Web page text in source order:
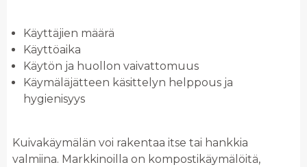
Käyttäjien määrä
Käyttöaika
Käytön ja huollon vaivattomuus
Käymäläjätteen käsittelyn helppous ja
hygienisyys
Kuivakäymälän voi rakentaa itse tai hankkia
valmiina. Markkinoilla on kompostikäymälöitä,